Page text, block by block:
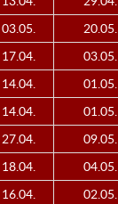
03.05. 20.05.
17.04. 03.05.
14.04. 01.05.
14.04. 01.05.
27.04. 09.05.
18.04. 04.05.
16.04. 02.05.